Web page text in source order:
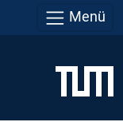
Menü